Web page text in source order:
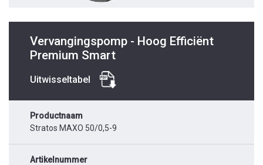
Vervangingspomp - Hoog Efficiënt
Premium Smart
Uitwisseltabel
Productnaam
Stratos MAXO 50/0,5-9
Artikelnummer